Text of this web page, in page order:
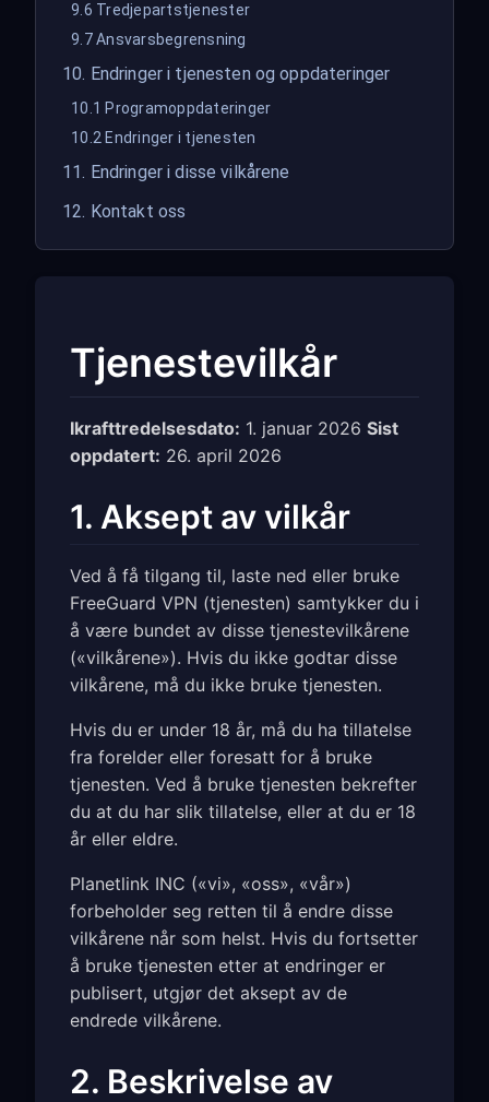
9.6 Tredjepartstjenester
9.7 Ansvarsbegrensning
10. Endringer i tjenesten og oppdateringer
10.1 Programoppdateringer
10.2 Endringer i tjenesten
11. Endringer i disse vilkårene
12. Kontakt oss
Tjenestevilkår
Ikrafttredelsesdato: 1. januar 2026 Sist
oppdatert: 26. april 2026
1. Aksept av vilkår
Ved å få tilgang til, laste ned eller bruke
FreeGuard VPN (tjenesten) samtykker du i
å være bundet av disse tjenestevilkårene
(«vilkårene»). Hvis du ikke godtar disse
vilkårene, må du ikke bruke tjenesten.
Hvis du er under 18 år, må du ha tillatelse
fra forelder eller foresatt for å bruke
tjenesten. Ved å bruke tjenesten bekrefter
du at du har slik tillatelse, eller at du er 18
år eller eldre.
Planetlink INC («vi», «oss», «vår»)
forbeholder seg retten til å endre disse
vilkårene når som helst. Hvis du fortsetter
å bruke tjenesten etter at endringer er
publisert, utgjør det aksept av de
endrede vilkårene.
2. Beskrivelse av